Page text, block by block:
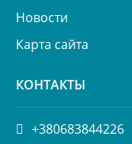
Новости
Карта сайта
КОНТАКТЫ
+380683844226